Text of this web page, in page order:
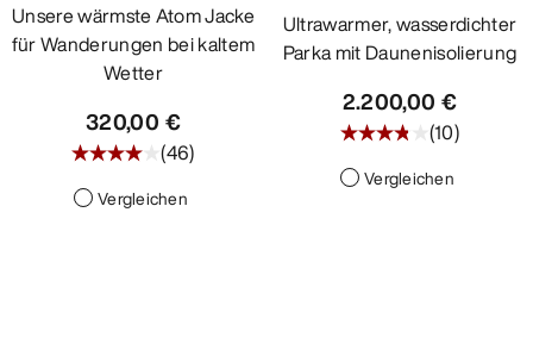
Unsere wärmste Atom Jacke
für Wanderungen bei kaltem
Wetter
320,00 €
(46)
Vergleichen
Ultrawarmer, wasserdichter
Parka mit Daunenisolierung
2.200,00 €
(10)
Vergleichen